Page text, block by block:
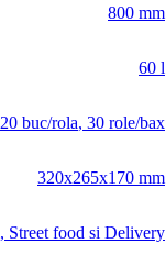
800 mm
60 l
20 buc/rola, 30 role/bax
320x265x170 mm
, Street food si Delivery